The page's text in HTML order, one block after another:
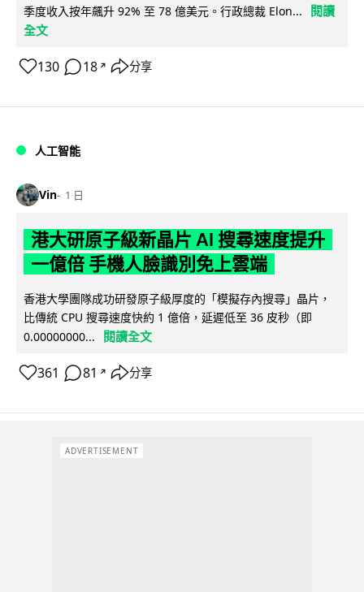
季度收入按年飆升 92% 至 78 億美元。行政總裁 Elon...
閱讀
全文
130 18 ↗ 分享
人工智能
Vin 1 日
港大研原子級新晶片 AI 搜尋速度提升
一億倍 手機人臉識別免上雲端
香港大學團隊成功研發原子級厚度的「模擬存內搜尋」晶片，
比傳統 CPU 搜尋速度快約 1 億倍，延遲低至 36 皮秒（即
0.00000000...
閱讀全文
361 81 ↗ 分享
ADVERTISEMENT